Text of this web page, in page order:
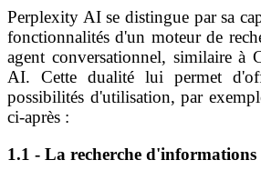
Perplexity AI se distingue par sa
fonctionnalités d'un moteur de
agent conversationnel, similaire à
AI. Cette dualité lui permet
possibilités d'utilisation, par
ci-après :
1.1 - La recherche d'informations